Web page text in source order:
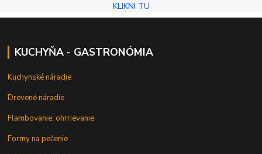
KLIKNI TU
KUCHYŇA - GASTRONÓMIA
Kuchynské náradie
Drevené náradie
Flambovanie, ohrrievanie
Formy na pečenie